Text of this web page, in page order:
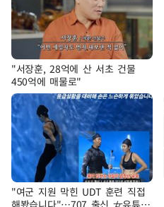
"서장훈, 28억에 산 서초 건물
450억에 매물로"
"여군 지원 막힌 UDT 훈련 직접